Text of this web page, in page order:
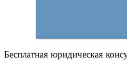
Бесплатная юридическая